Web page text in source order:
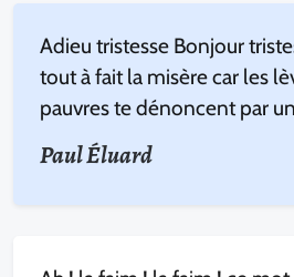
Adieu tristesse Bonjour
tout à fait la misère car les
pauvres te dénoncent par
Paul Éluard